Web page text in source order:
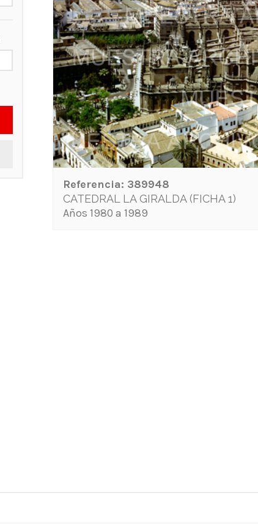
Referencia: 389948
CATEDRAL LA GIRALDA (FICHA 1)
Años 1980 a 1989